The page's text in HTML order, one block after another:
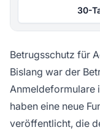
30-
Betrugsschutz für
Bislang war der
Anmeldeformulare
haben eine neue
veröffentlicht, die